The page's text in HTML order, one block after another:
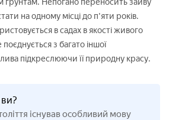
на одному місці до п'яти років.
в садах в якості живого
з багато іншої
підкреслюючи її природну красу.
існував особливий мову